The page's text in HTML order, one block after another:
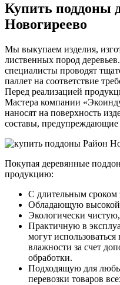
Купить поддоны
Новогиреево
Мы выкупаем изделия,
лиственных пород
специалисты проводят
паллет на соответствие
Перед реализацией
Мастера компании
наносят на поверхность
составы, предупреждающие
Покупая деревянные
продукцию:
С длительным сроком
Обладающую высокой
Экологически
Практичную в
могут
влажности за счет
обработки.
Подходящую для
перевозки товаров